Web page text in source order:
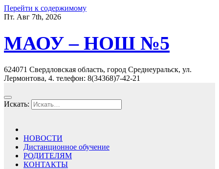
Перейти к содержимому
Пт. Авг 7th, 2026
МАОУ – НОШ №5
624071 Свердловская область, город Среднеуральск, ул.
Лермонтова, 4. телефон: 8(34368)7-42-21
Искать:
НОВОСТИ
Дистанционное обучение
РОДИТЕЛЯМ
КОНТАКТЫ